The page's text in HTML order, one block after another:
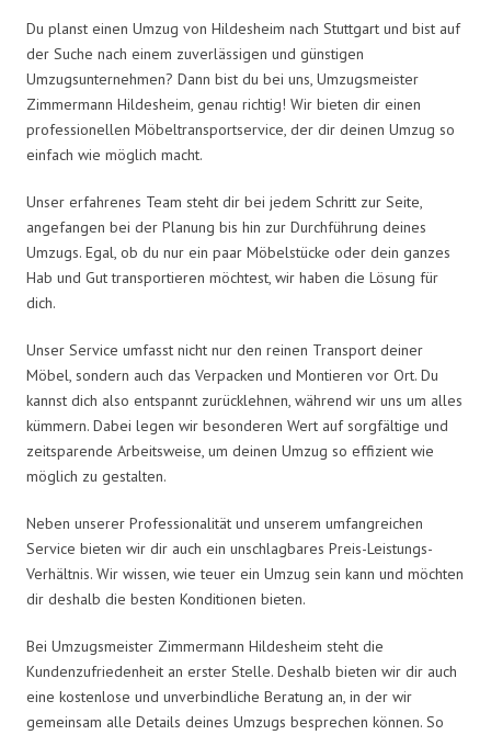
Du planst einen Umzug von Hildesheim nach Stuttgart und bist auf
der Suche nach einem zuverlässigen und günstigen
Umzugsunternehmen? Dann bist du bei uns, Umzugsmeister
Zimmermann Hildesheim, genau richtig! Wir bieten dir einen
professionellen Möbeltransportservice, der dir deinen Umzug so
einfach wie möglich macht.
Unser erfahrenes Team steht dir bei jedem Schritt zur Seite,
angefangen bei der Planung bis hin zur Durchführung deines
Umzugs. Egal, ob du nur ein paar Möbelstücke oder dein ganzes
Hab und Gut transportieren möchtest, wir haben die Lösung für
dich.
Unser Service umfasst nicht nur den reinen Transport deiner
Möbel, sondern auch das Verpacken und Montieren vor Ort. Du
kannst dich also entspannt zurücklehnen, während wir uns um alles
kümmern. Dabei legen wir besonderen Wert auf sorgfältige und
zeitsparende Arbeitsweise, um deinen Umzug so effizient wie
möglich zu gestalten.
Neben unserer Professionalität und unserem umfangreichen
Service bieten wir dir auch ein unschlagbares Preis-Leistungs-
Verhältnis. Wir wissen, wie teuer ein Umzug sein kann und möchten
dir deshalb die besten Konditionen bieten.
Bei Umzugsmeister Zimmermann Hildesheim steht die
Kundenzufriedenheit an erster Stelle. Deshalb bieten wir dir auch
eine kostenlose und unverbindliche Beratung an, in der wir
gemeinsam alle Details deines Umzugs besprechen können. So